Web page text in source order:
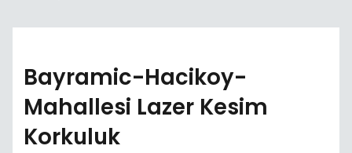
Bayramic-Hacikoy-
Mahallesi Lazer Kesim
Korkuluk